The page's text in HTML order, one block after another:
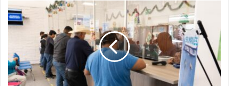
Predial
2026
en
más
descuentos,
más